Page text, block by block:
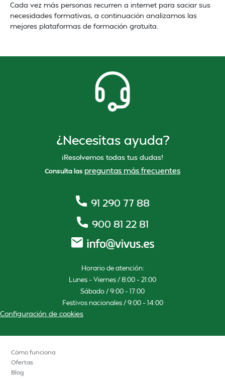
Cada vez más personas recurren a internet para saciar sus
necesidades formativas, a continuación analizamos las
mejores plataformas de formación gratuita.
¿Necesitas ayuda?
¡Resolvemos todas tus dudas!
Consulta las preguntas más frecuentes
91 290 77 88
900 81 22 81
Horario de atención:
Lunes – Viernes / 8:00 – 21:00
Sábado / 9:00 – 17:00
Festivos nacionales / 9:00 – 14:00
Configuración de cookies
Cómo funciona
Ofertas
Blog